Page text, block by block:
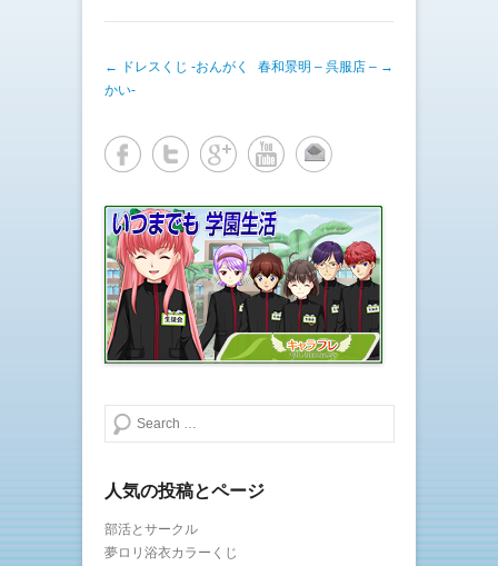
i
e
r
新
し
い
ン
ド
ウ
で
開
き
ま
す
で
す
る
ッ
ク
し
だ
さ
い
(
新
し
い
ウ
ィ
ン
ド
ウ
で
ま
投稿ナビゲーション
←
ドレスくじ -おんがく
かい-
春和景明 – 呉服店 – →
検索する
人気の投稿とページ
部活とサークル
夢ロリ浴衣カラーくじ